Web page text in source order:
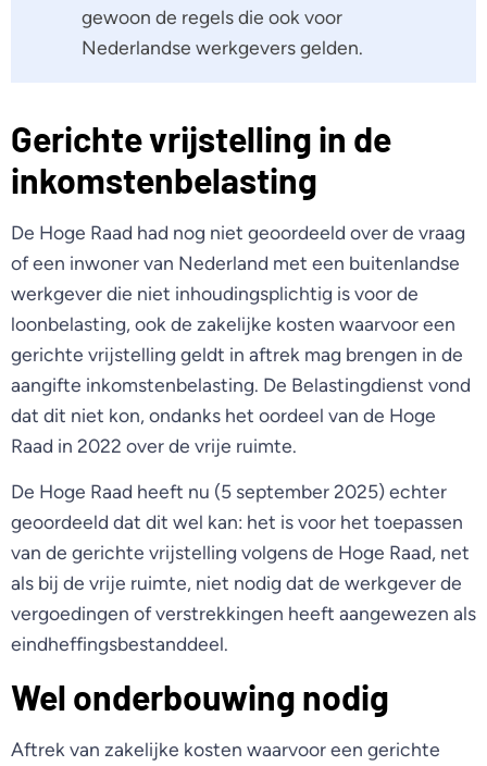
gewoon de regels die ook voor
Nederlandse werkgevers gelden.
Gerichte vrijstelling in de
inkomstenbelasting
De Hoge Raad had nog niet geoordeeld over de vraag
of een inwoner van Nederland met een buitenlandse
werkgever die niet inhoudingsplichtig is voor de
loonbelasting, ook de zakelijke kosten waarvoor een
gerichte vrijstelling geldt in aftrek mag brengen in de
aangifte inkomstenbelasting. De Belastingdienst vond
dat dit niet kon, ondanks het oordeel van de Hoge
Raad in 2022 over de vrije ruimte.
De Hoge Raad heeft nu (5 september 2025) echter
geoordeeld dat dit wel kan: het is voor het toepassen
van de gerichte vrijstelling volgens de Hoge Raad, net
als bij de vrije ruimte, niet nodig dat de werkgever de
vergoedingen of verstrekkingen heeft aangewezen als
eindheffingsbestanddeel.
Wel onderbouwing nodig
Aftrek van zakelijke kosten waarvoor een gerichte